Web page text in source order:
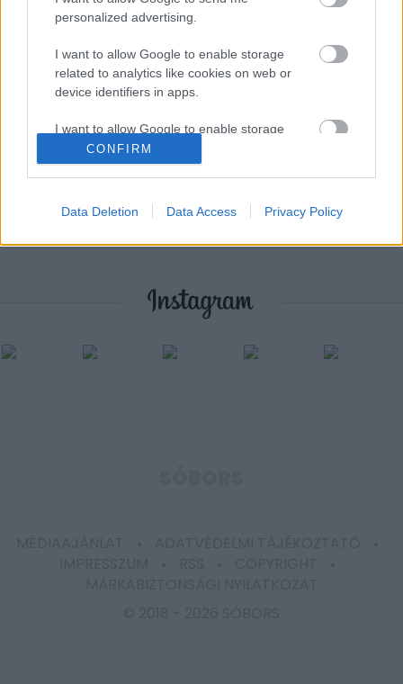
personalized advertising.
I want to allow Google to enable storage
related to analytics like cookies on web or
device identifiers in apps.
I want to allow Google to enable storage
related to functionality of the website or app.
related to personalization.
CONFIRM
Data Deletion Data Access Privacy Policy
Őszibarackkal és
- Ezekkel a fűszerekkel
lesz a legfinomabb
2019. szeptember 03. 07:30
Megoldások, ha lángol
az arcod a csípőstől - A
rossz ötlet
2019. szeptember 03. 06:30